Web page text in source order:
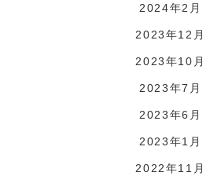
2024年2月
2023年12月
2023年10月
2023年7月
2023年6月
2023年1月
2022年11月